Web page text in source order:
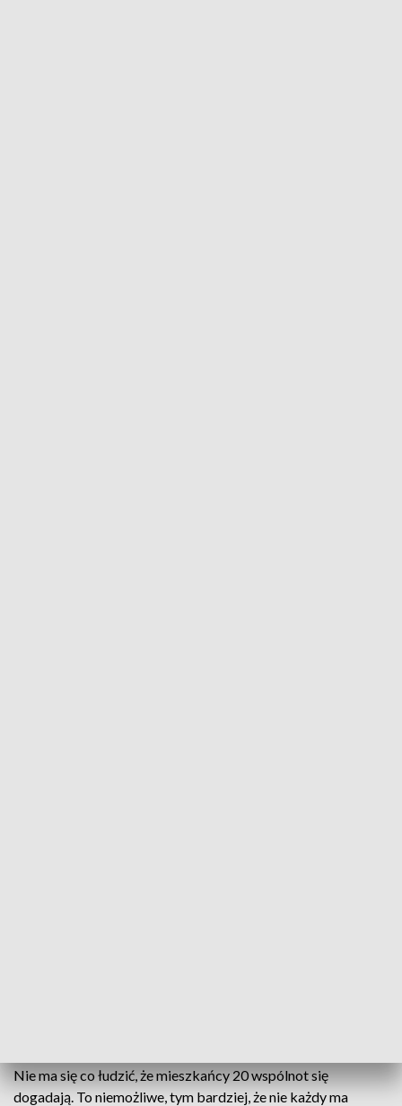
Nie ma się co łudzić, że mieszkańcy 20 wspólnot się
dogadają. To niemożliwe, tym bardziej, że nie każdy ma